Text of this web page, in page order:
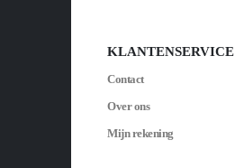
KLANTENSERVICE
Contact
Over ons
Mijn rekening